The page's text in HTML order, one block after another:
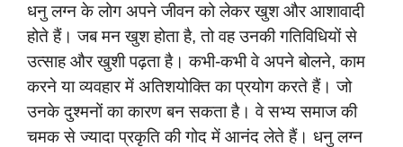
धनु लग्न के लोग अपने जीवन को लेकर खुश और आशावादी
होते हैं। जब मन खुश होता है, तो वह उनकी गतिविधियों से
उत्साह और खुशी पढ़ता है। कभी-कभी वे अपने बोलने, काम
करने या व्यवहार में अतिशयोक्ति का प्रयोग करते हैं। जो
उनके दुश्मनों का कारण बन सकता है। वे सभ्य समाज की
चमक से ज्यादा प्रकृति की गोद में आनंद लेते हैं। धनु लग्न